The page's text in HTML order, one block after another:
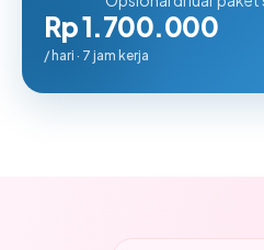
Rp 1.700.000
/ hari · 7 jam kerja